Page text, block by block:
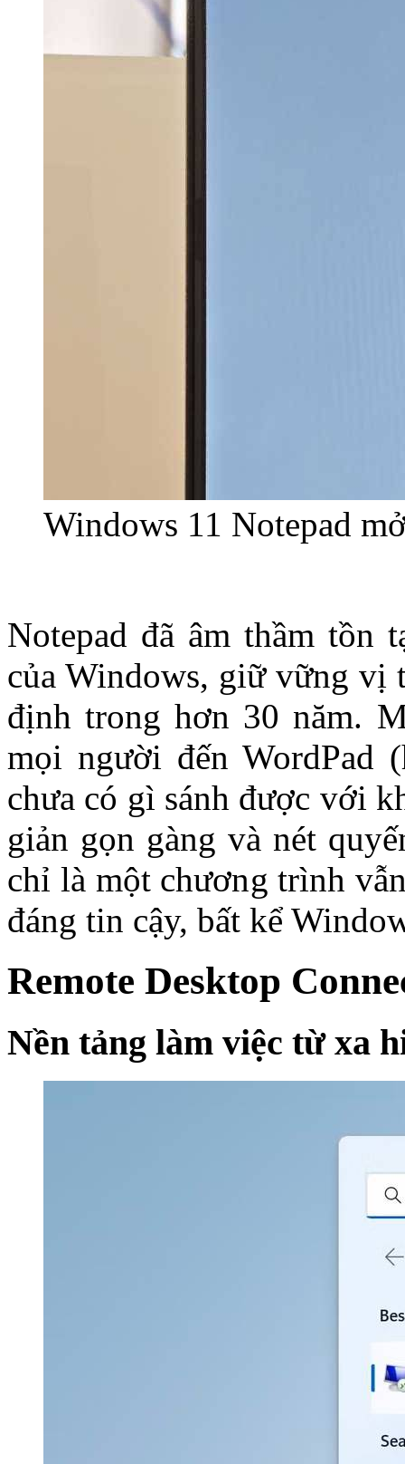
Windows 11 Notepad
Notepad đã âm thầm tồn
của Windows, giữ vững vị
định trong hơn 30 năm.
mọi người đến WordPad
chưa có gì sánh được với
giản gọn gàng và nét
chỉ là một chương trình
đáng tin cậy, bất kể
Remote Desktop
Nền tảng làm việc từ xa